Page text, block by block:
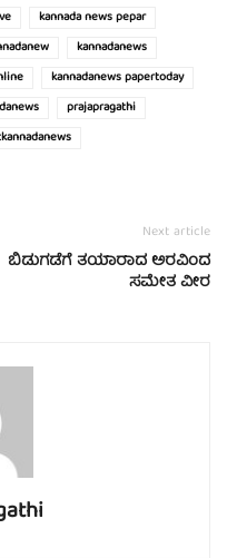
kannada news pepar
kannadanews
kannadanews papertoday
prajapragathi
Next article
ಬಿಡುಗಡೆಗೆ ತಯಾರಾದ ಅರವಿಂದ
ಸಮೇತ ವೀರ